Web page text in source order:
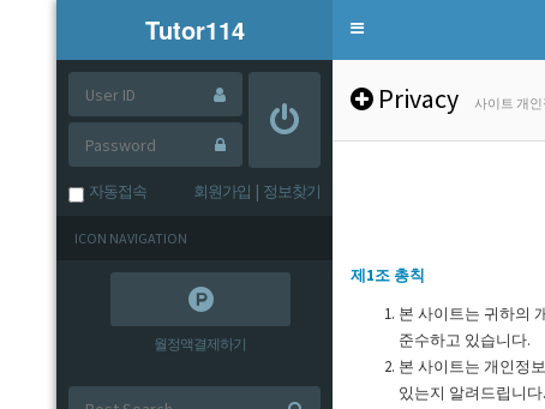
Tutor114
Toggle
자동접속 회원가입 | 정보찾기
ICON NAVIGATION
월정액결제하기
Privacy 사이트 개
제1조 총칙
본 사이트는 귀하의
준수하고 있습니다.
본 사이트는 개인정
있는지 알려드립니다.